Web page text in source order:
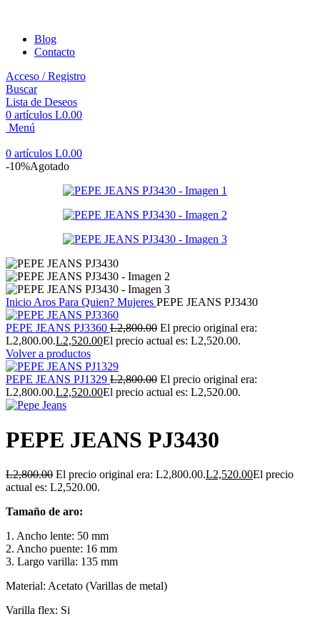
Blog
Contacto
Acceso / Registro
Buscar
Lista de Deseos
0 artículos L0.00
Menú
0 artículos L0.00
-10%Agotado
Inicio Aros Para Quien? Mujeres PEPE JEANS PJ3430
PEPE JEANS PJ3360 L2,800.00 El precio original era:
L2,800.00.L2,520.00El precio actual es: L2,520.00.
Volver a productos
PEPE JEANS PJ1329 L2,800.00 El precio original era:
L2,800.00.L2,520.00El precio actual es: L2,520.00.
PEPE JEANS PJ3430
L2,800.00 El precio original era: L2,800.00.L2,520.00El precio
actual es: L2,520.00.
Tamaño de aro:
1. Ancho lente: 50 mm
2. Ancho puente: 16 mm
3. Largo varilla: 135 mm
Material: Acetato (Varillas de metal)
Varilla flex: Si